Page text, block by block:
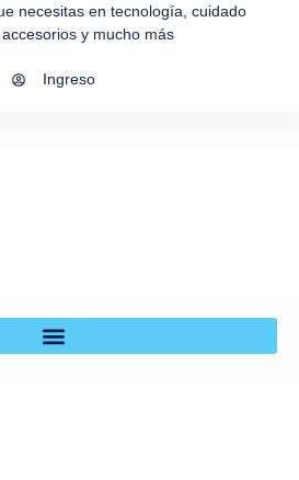
necesitas en tecnología, cuidado
y mucho más
Ingreso